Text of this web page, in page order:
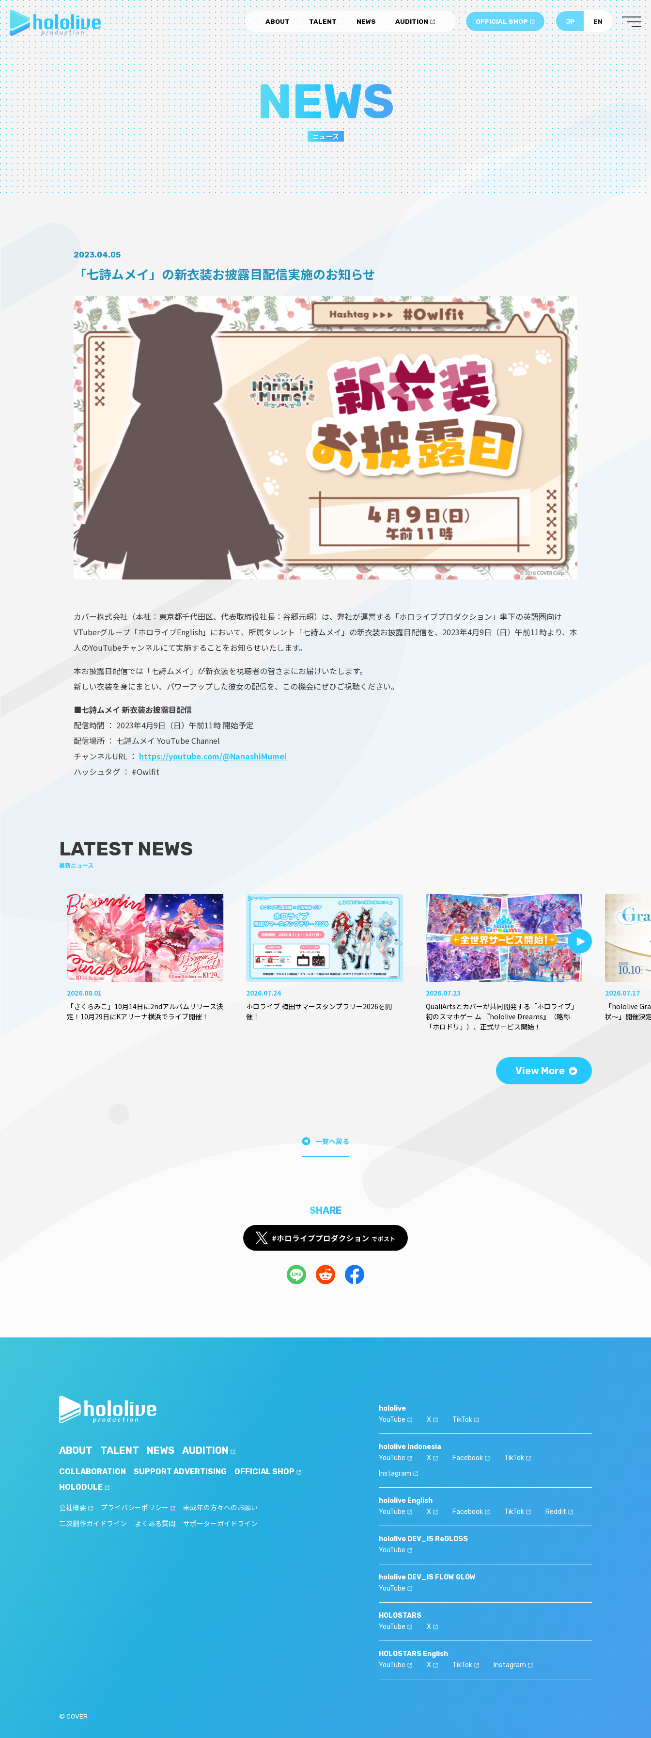
ABOUT TALENT NEWS AUDITION OFFICIAL SHOP EN
JP
EN
JP
ABOUT
TALENT
NEWS
COLLABORATION
SUPPORT ADVERTISING
OFFICIAL SHOP
HOLODULE
会社概要
プライバシーポリシー
未成年の方々へのお願い
二次創作ガイドライン
よくある質問
サポーターガイドライン
NEWS
ニュース
2023.04.05
「七詩ムメイ」の新⾐装お披露⽬配信実施のお知らせ
カバー株式会社（本社：東京都千代田区、代表取締役社長：谷郷元昭）は、弊社が運営する「ホロライブプロダクション」傘下の英語圏向け
VTuberグループ「ホロライブEnglish」において、所属タレント「七詩ムメイ」の新衣装お披露目配信を、2023年4月9日（日）午前11時より、本
人のYouTubeチャンネルにて実施することをお知らせいたします。
本お披露目配信では「七詩ムメイ」が新衣装を視聴者の皆さまにお届けいたします。
新しい衣装を身にまとい、パワーアップした彼女の配信を、この機会にぜひご視聴ください。
■七詩ムメイ 新衣装お披露目配信
配信時間 ： 2023年4月9日（日）午前11時 開始予定
配信場所 ： 七詩ムメイ YouTube Channel
チャンネルURL ： https://youtube.com/@NanashiMumei
ハッシュタグ ： #Owlfit
LATEST NEWS
最新ニュース
2026.08.01
「さくらみこ」10月14日に2ndアルバムリリース決
定！10月29日にKアリーナ横浜でライブ開催！
2026.07.24
ホロライブ 梅田サマースタンプラリー2026を開
催！
2026.07.23
QualiArtsとカバーが共同開発する「ホロライブ」
初のスマホゲー ム 『hololive Dreams』（略称
「ホロドリ」）、正式サービス開始！
2026.07.17
「hololive
状～」開催決
View More
一覧へ戻る
SHARE
ABOUT TALENT NEWS AUDITION
COLLABORATION SUPPORT ADVERTISING
OFFICIAL SHOP
HOLODULE
会社概要 プライバシーポリシー
未成年の方々へのお願い
二次創作ガイドライン
よくある質問 サポーターガイドライン
hololive
YouTube
X TikTok
hololive Indonesia
YouTube
X Facebook
TikTok
Instagram
hololive English
YouTube
X Facebook TikTok Reddit
hololive DEV_IS ReGLOSS
YouTube
hololive DEV_IS FLOW GLOW
YouTube
HOLOSTARS
YouTube
X
HOLOSTARS English
YouTube
X TikTok Instagram
© COVER